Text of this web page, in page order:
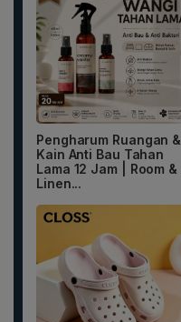
Pengharum Ruangan &
Kain Anti Bau Tahan
Lama 12 Jam | Room &
Linen...